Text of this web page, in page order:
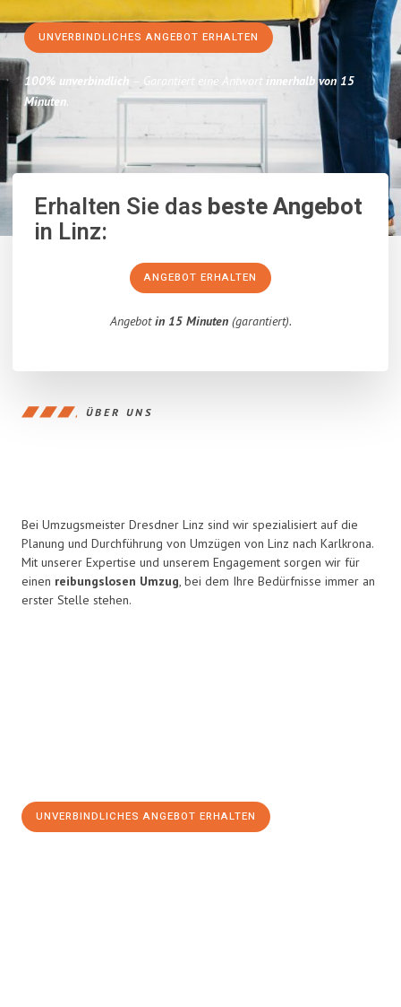
UNVERBINDLICHES ANGEBOT ERHALTEN
100% unverbindlich – Garantiert eine Antwort innerhalb von 15
Minuten.
Erhalten Sie dasbeste Angebot
in Linz:
ANGEBOT ERHALTEN
Angebotin 15 Minuten(garantiert).
ÜBER UNS
Bei Umzugsmeister Dresdner Linz sind wir spezialisiert auf die
Planung und Durchführung von Umzügen von Linz nach Karlkrona.
Mit unserer Expertise und unserem Engagement sorgen wir für
einen reibungslosen Umzug, bei dem Ihre Bedürfnisse immer an
erster Stelle stehen.
UNVERBINDLICHES ANGEBOT ERHALTEN